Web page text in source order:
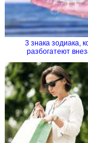
3 знака зодиака,
разбогатеют